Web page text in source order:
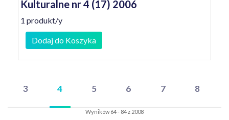
Kulturalne nr 4 (17) 2006
1 produkt/y
Dodaj do Koszyka
3 4 5 6 7 8
Wyników 64 - 84 z 2008